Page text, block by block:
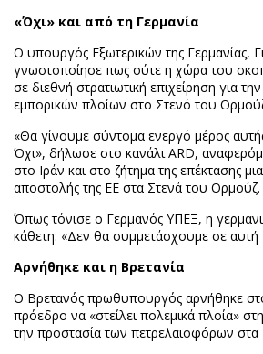
«Όχι» και από τη Γερμανία
Ο υπουργός Εξωτερικών της Γερμανίας,
γνωστοποίησε πως ούτε η χώρα του
σε διεθνή στρατιωτική επιχείρηση για
εμπορικών πλοίων στο Στενό του
«Θα γίνουμε σύντομα ενεργό μέρος
Όχι», δήλωσε στο κανάλι ARD,
στο Ιράν και στο ζήτημα της επέκτασης
αποστολής της ΕΕ στα Στενά του Ορμούζ.
Όπως τόνισε ο Γερμανός ΥΠΕΞ, η
κάθετη: «Δεν θα συμμετάσχουμε σε
Αρνήθηκε και η Βρετανία
Ο Βρετανός πρωθυπουργός αρνήθηκε
πρόεδρο να «στείλει πολεμικά πλοία»
την προστασία των πετρελαιοφόρων